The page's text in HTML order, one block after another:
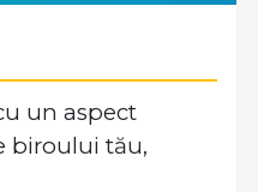
un aspect
biroului tău,